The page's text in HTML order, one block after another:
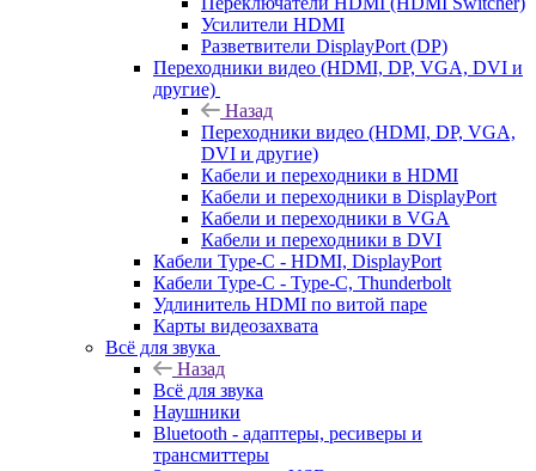
Усилители HDMI
Разветвители DisplayPort (DP)
Переходники видео (HDMI, DP, VGA, DVI и
другие)
Назад
Переходники видео (HDMI, DP, VGA,
DVI и другие)
Кабели и переходники в HDMI
Кабели и переходники в DisplayPort
Кабели и переходники в VGA
Кабели и переходники в DVI
Кабели Type-C - HDMI, DisplayPort
Кабели Type-C - Type-C, Thunderbolt
Удлинитель HDMI по витой паре
Карты видеозахвата
Всё для звука
Назад
Всё для звука
Наушники
Bluetooth - адаптеры, ресиверы и
трансмиттеры